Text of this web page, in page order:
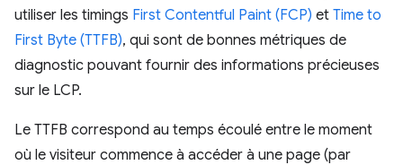
utiliser les timings First Contentful Paint (FCP) et Time to
First Byte (TTFB), qui sont de bonnes métriques de
diagnostic pouvant fournir des informations précieuses
sur le LCP.
Le TTFB correspond au temps écoulé entre le moment
où le visiteur commence à accéder à une page (par